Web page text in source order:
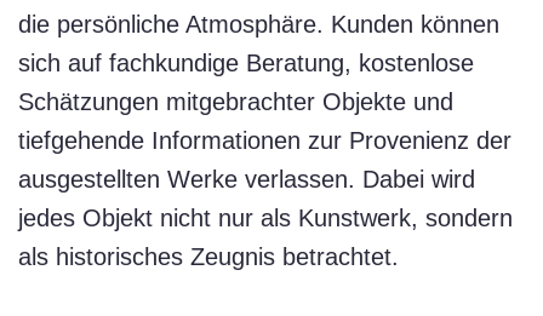
die persönliche Atmosphäre. Kunden können
sich auf fachkundige Beratung, kostenlose
Schätzungen mitgebrachter Objekte und
tiefgehende Informationen zur Provenienz der
ausgestellten Werke verlassen. Dabei wird
jedes Objekt nicht nur als Kunstwerk, sondern
als historisches Zeugnis betrachtet.